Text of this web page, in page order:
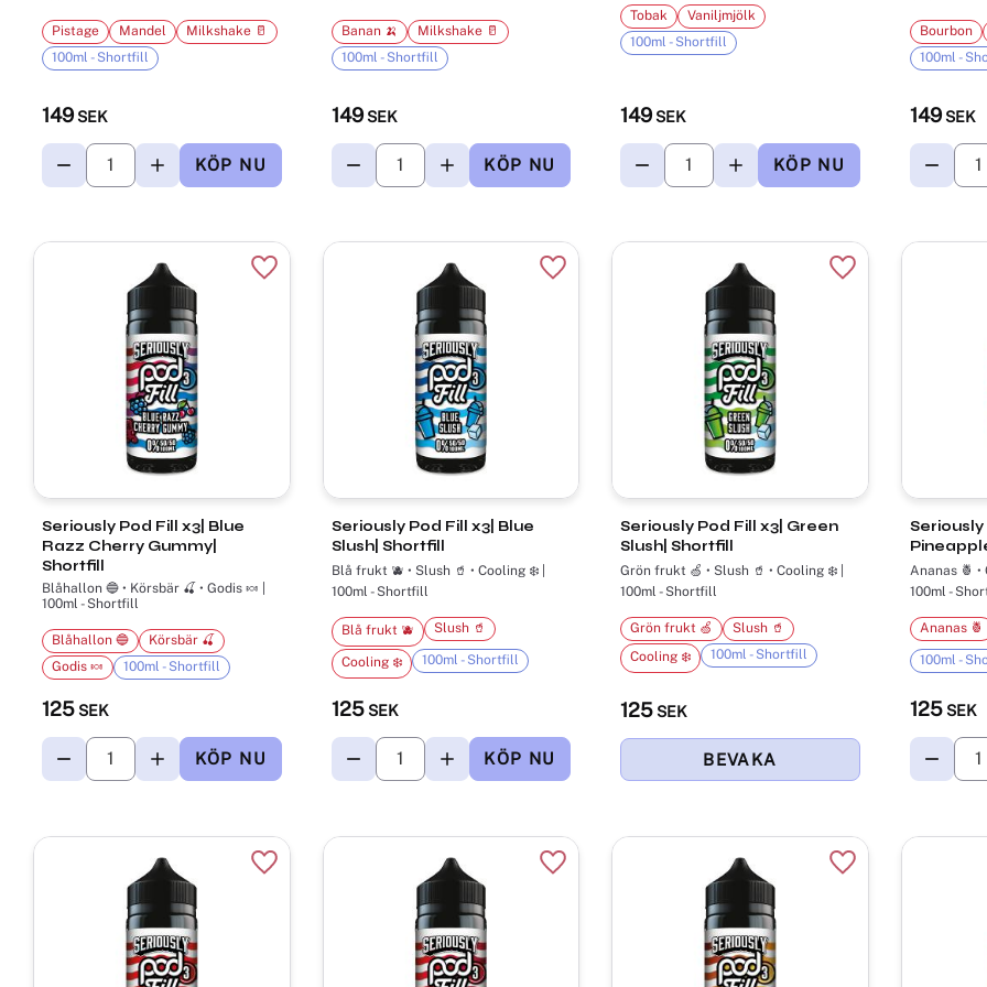
149 SEK
Pistage Mandel
Milkshake 🥛
100ml - Shortfill
149SEK
Banan 🍌
Milkshake 🥛
100ml - Shortfill
149 SEK
Tobak
Vaniljmjölk
100ml - Shortfill
149SEK
Bourbon
100ml -
Seriously Pod Fill x3| Blue
Razz Cherry Gummy|
Shortfill
Blåhallon 🔵 • Körsbär 🍒 • Godis 🍬 |
100ml - Shortfill
125 SEK
Blåhallon 🔵
Körsbär 🍒
Godis 🍬
100ml - Shortfill
Lägg till i favoriter
Seriously Pod Fill x3| Blue
Slush| Shortfill
Blå frukt 🫐 • Slush 🥤 • Cooling ❄️ |
100ml - Shortfill
125SEK
Blå frukt 🫐 Slush 🥤
Cooling ❄️ 100ml - Shortfill
Lägg till i favoriter
Seriously Pod Fill x3| Green
Slush| Shortfill
Grön frukt 🍏 • Slush 🥤 • Cooling ❄️ |
100ml - Shortfill
125 SEK
Grön frukt 🍏
Slush 🥤
Cooling ❄️
100ml - Shortfill
Lägg till i favoriter
Seriously
Ananas 🍍 •
100ml -
125SEK
Ananas 🍍
100ml -
Lägg till i favoriter Lägg till i favoriter Lägg till i favoriter